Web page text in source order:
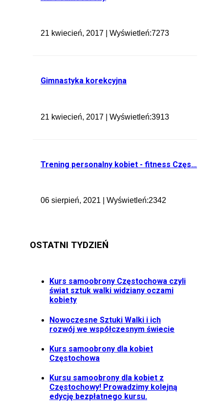
21 kwiecień, 2017 | Wyświetleń:7273
Gimnastyka korekcyjna
21 kwiecień, 2017 | Wyświetleń:3913
Trening personalny kobiet - fitness Częs…
06 sierpień, 2021 | Wyświetleń:2342
OSTATNI TYDZIEŃ
Kurs samoobrony Częstochowa czyli
świat sztuk walki widziany oczami
kobiety
Nowoczesne Sztuki Walki i ich
rozwój we współczesnym świecie
Kurs samoobrony dla kobiet
Częstochowa
Kursu samoobrony dla kobiet z
Częstochowy! Prowadzimy kolejną
edycję bezpłatnego kursu.